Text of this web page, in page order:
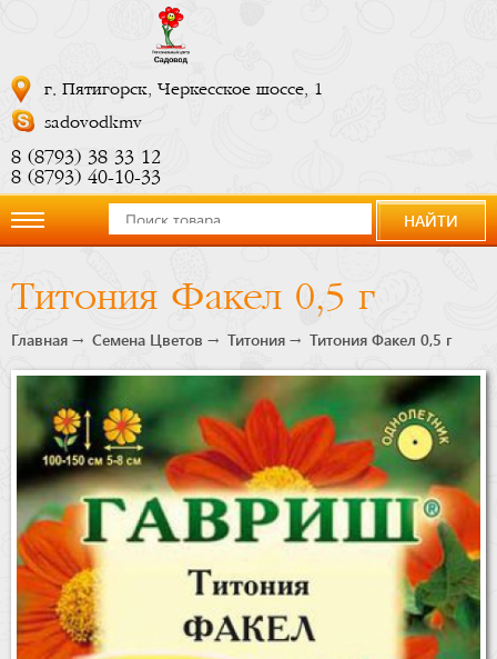
г. Пятигорск, Черкесское шоссе, 1
sadovodkmv
8 (8793) 38 33 12
8 (8793) 40-10-33
компании
Новости
Купить
сейчас
Бренды
Доставка
Оптовикам
НАЙТИ
Титония Факел 0,5 г
Главная Семена Цветов Титония Титония Факел 0,5 г